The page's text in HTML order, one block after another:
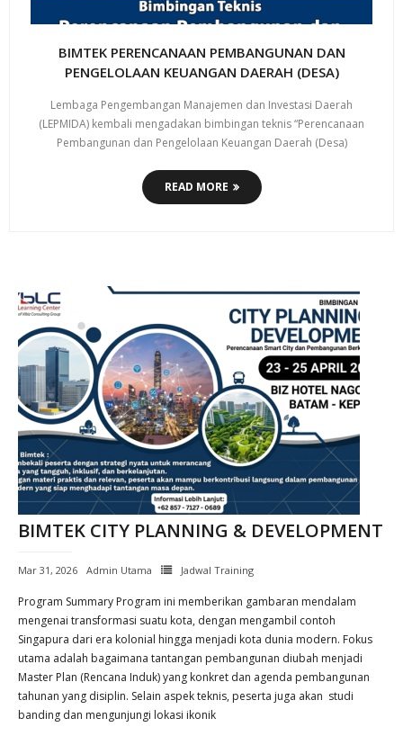
BIMTEK PERENCANAAN PEMBANGUNAN DAN
PENGELOLAAN KEUANGAN DAERAH (DESA)
Lembaga Pengembangan Manajemen dan Investasi Daerah
(LEPMIDA) kembali mengadakan bimbingan teknis “Perencanaan
Pembangunan dan Pengelolaan Keuangan Daerah (Desa)
READ MORE
BIMTEK CITY PLANNING & DEVELOPMENT
Mar 31, 2026 Admin Utama Jadwal Training
Program Summary Program ini memberikan gambaran mendalam
mengenai transformasi suatu kota, dengan mengambil contoh
Singapura dari era kolonial hingga menjadi kota dunia modern. Fokus
utama adalah bagaimana tantangan pembangunan diubah menjadi
Master Plan (Rencana Induk) yang konkret dan agenda pembangunan
tahunan yang disiplin. Selain aspek teknis, peserta juga akan studi
banding dan mengunjungi lokasi ikonik